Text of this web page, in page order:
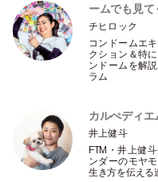
ームでも見て
チヒロック
コンドームエ
クション＆特
ンドームを解
ラム
カルぺディエ
井上健斗
FTM ・井上健
ンダーのモヤ
生き方を伝える